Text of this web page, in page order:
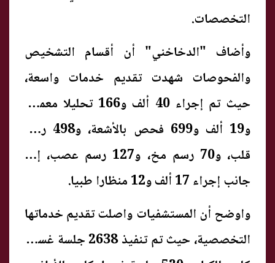
التخصصات.
وأضاف "الدخاخني" أن أقسام التشخيص
والفحوصات شهدت تقديم خدمات واسعة،
حيث تم إجراء 40 ألف و166 تحليلا معمليا،
و19 ألف و699 فحص بالأشعة، و498 رسم
قلب، و70 رسم مخ، و127 رسم عصب، إلى
جانب إجراء 17 ألف و12 منظارا طبيا.
واوضح أن المستشفيات واصلت تقديم خدماتها
التخصصية، حيث تم تنفيذ 2638 جلسة غسيل